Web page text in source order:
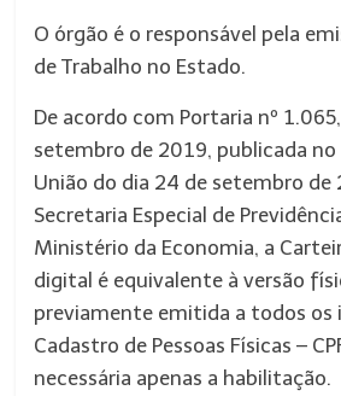
O órgão é o responsável pela
de Trabalho no Estado.
De acordo com Portaria nº
setembro de 2019, publicada no
União do dia 24 de setembro de
Secretaria Especial de
Ministério da Economia, a
digital é equivalente à versão
previamente emitida a todos os
Cadastro de Pessoas Físicas –
necessária apenas a habilitação.